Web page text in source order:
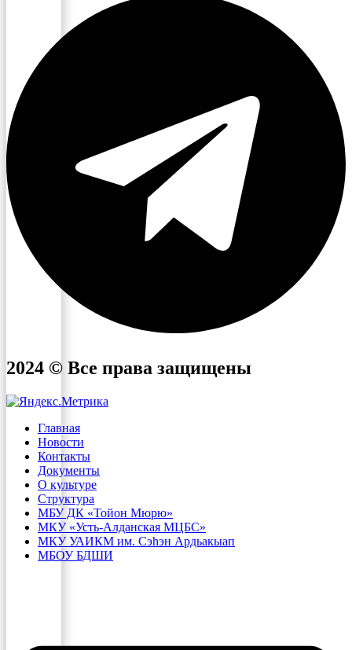
2024 © Все права защищены
Главная
Новости
Контакты
Документы
О культуре
Структура
МБУ ДК «Тойон Мюрю»
МКУ «Усть-Алданская МЦБС»
МКУ УАИКМ им. Сэһэн Ардьакыап
МБОУ БДШИ